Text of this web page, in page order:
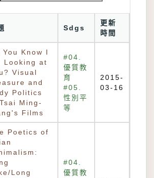
Sdgs
更新
時間
You Know I
Looking at
Visual
and
Politics
Ming-
Films
#04.
優質教
育
#05.
性別平
等
2015-
03-16
Poetics of
Long
#04.
優質教